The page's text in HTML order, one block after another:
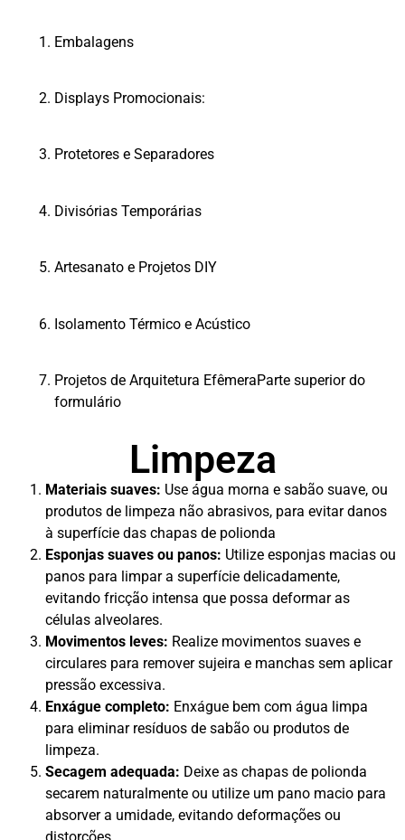
Embalagens
Displays Promocionais:
Protetores e Separadores
Divisórias Temporárias
Artesanato e Projetos DIY
Isolamento Térmico e Acústico
Projetos de Arquitetura EfêmeraParte superior do
formulário
Limpeza
Materiais suaves: Use água morna e sabão suave, ou
produtos de limpeza não abrasivos, para evitar danos
à superfície das chapas de polionda
Esponjas suaves ou panos: Utilize esponjas macias ou
panos para limpar a superfície delicadamente,
evitando fricção intensa que possa deformar as
células alveolares.
Movimentos leves: Realize movimentos suaves e
circulares para remover sujeira e manchas sem aplicar
pressão excessiva.
Enxágue completo: Enxágue bem com água limpa
para eliminar resíduos de sabão ou produtos de
limpeza.
Secagem adequada: Deixe as chapas de polionda
secarem naturalmente ou utilize um pano macio para
absorver a umidade, evitando deformações ou